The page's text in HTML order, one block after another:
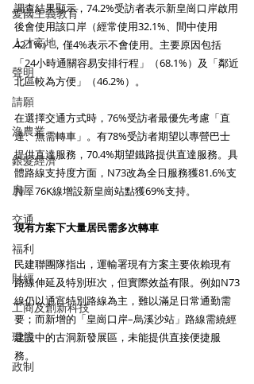
愛國主義教育
人才高地
聲明
請願
漁農業
銀髮經濟
房屋
交通
福利
財經
工商及創新科技
環境
政制
調查結果顯示，74.2%受訪者表示新皇崗口岸啟用
後會使用該口岸（經常使用32.1%、間中使用
42.1%），僅4%表示不會使用。主要原因包括
「24小時通關容易安排行程」（68.1%）及「鄰近
北區較為方便」（46.2%）。
在選擇交通方式時，76%受訪者最優先考慮「直
達、無需轉車」。有78%受訪者期望以專營巴士
提供直達服務，70.4%期望鐵路提供直達服務。具
體路線支持度方面，N73改為全日服務獲81.6%支
持，76K線增設新皇崗站點獲69%支持。
現有方案下大量居民需多次轉車
民建聯團隊指出，運輸署現有方案主要依賴現有
路線伸延及特別班次，但實際效益有限。例如N73
線仍以通宵特別路線為主，難以滿足日常通勤需
要；而新增的「皇崗口岸–烏溪沙站」路線需繞經
建設中的古洞新發展區，未能提供直接便捷服
務。